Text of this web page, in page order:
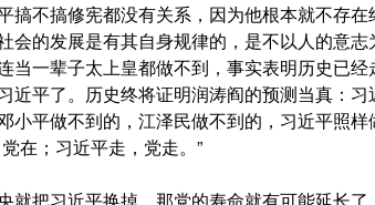
搞不搞修宪都没有关系，因为他根本就不存
会的发展是有其自身规律的，是不以人的意
当一辈子太上皇都做不到，事实表明历史已
近平了。历史终将证明润涛阎的预测当真：
小平做不到的，江泽民做不到的，习近平照
在；习近平走，党走。”